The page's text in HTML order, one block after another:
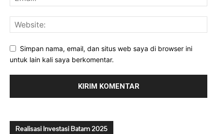
Simpan nama, email, dan situs web saya di browser ini
untuk lain kali saya berkomentar.
Realisasi Investasi Batam 2025